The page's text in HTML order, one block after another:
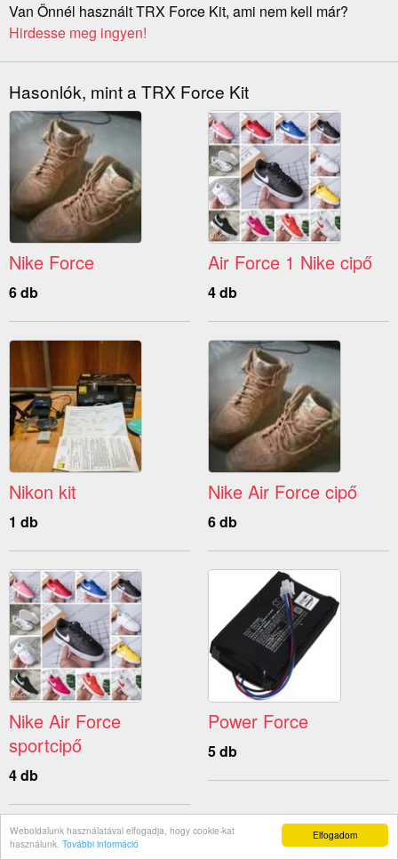
Elfogadom
Weboldalunk használatával elfogadja, hogy cookie-kat
használunk. További információ
Van Önnél használt TRX Force Kit, ami nem kell már?
Hirdesse meg ingyen!
Hasonlók, mint a TRX Force Kit
Nike Force
6 db
Air Force 1 Nike cipő
4 db
Nikon kit
1 db
Nike Air Force cipő
6 db
Nike Air Force
sportcipő
4 db
Power Force
5 db
© 2026 Használtat.hu